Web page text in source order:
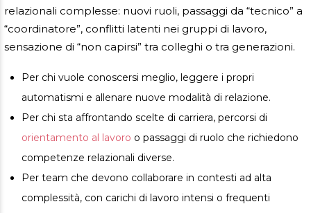
relazionali complesse: nuovi ruoli, passaggi da “tecnico” a
“coordinatore”, conflitti latenti nei gruppi di lavoro,
sensazione di “non capirsi” tra colleghi o tra generazioni.
Per chi vuole conoscersi meglio, leggere i propri
automatismi e allenare nuove modalità di relazione.
Per chi sta affrontando scelte di carriera, percorsi di
orientamento al lavoro o passaggi di ruolo che richiedono
competenze relazionali diverse.
Per team che devono collaborare in contesti ad alta
complessità, con carichi di lavoro intensi o frequenti